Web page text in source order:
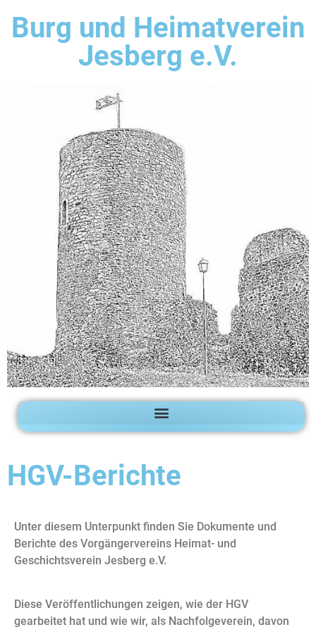
Burg und Heimatverein
Jesberg e.V.
HGV-Berichte
Unter diesem Unterpunkt finden Sie Dokumente und
Berichte des Vorgängervereins Heimat- und
Geschichtsverein Jesberg e.V.
Diese Veröffentlichungen zeigen, wie der HGV
gearbeitet hat und wie wir, als Nachfolgeverein, davon